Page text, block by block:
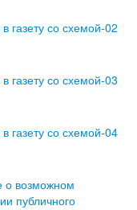
газету со схемой-02
газету со схемой-03
газету со схемой-04
возможном
публичного